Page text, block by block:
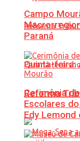
Quinta-
Reforma
Campo
Paraná
Cerimônia
Escolares
Edy Lemond